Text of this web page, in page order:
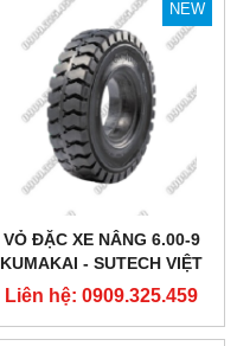
NEW
VỎ ĐẶC XE NÂNG 6.00-9
KUMAKAI - SUTECH VIỆT
NAM
Liên hệ: 0909.325.459